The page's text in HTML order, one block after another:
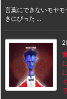
言葉にできないモヤ
きにぴった ...